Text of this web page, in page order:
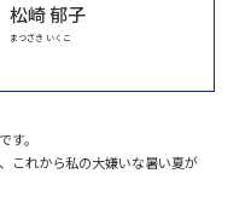
松崎 郁子
まつざき いくこ
す。
これから私の大嫌いな暑い夏が